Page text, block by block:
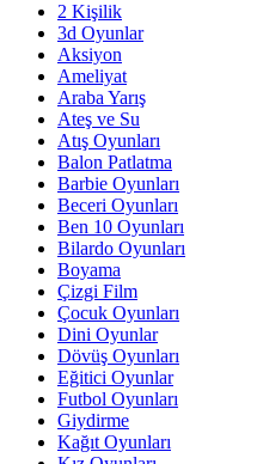
2 Kişilik
3d Oyunlar
Aksiyon
Ameliyat
Araba Yarış
Ateş ve Su
Atış Oyunları
Balon Patlatma
Barbie Oyunları
Beceri Oyunları
Ben 10 Oyunları
Bilardo Oyunları
Boyama
Çizgi Film
Çocuk Oyunları
Dini Oyunlar
Dövüş Oyunları
Eğitici Oyunlar
Futbol Oyunları
Giydirme
Kağıt Oyunları